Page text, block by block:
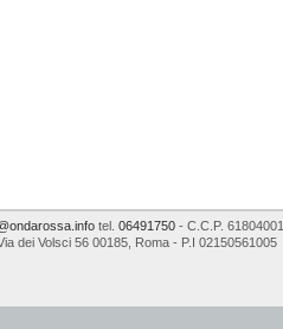
tel. 06491750- C.C.P. 61804001
dei Volsci 56 00185 Roma - P.I 02150561005